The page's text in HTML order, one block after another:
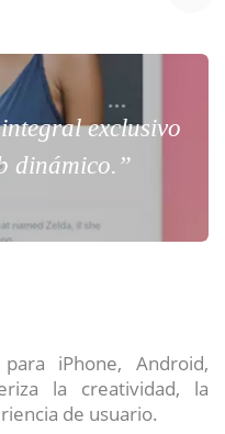
exclusivo
dinámico.”
iPhone, Android,
la creatividad, la
de usuario.